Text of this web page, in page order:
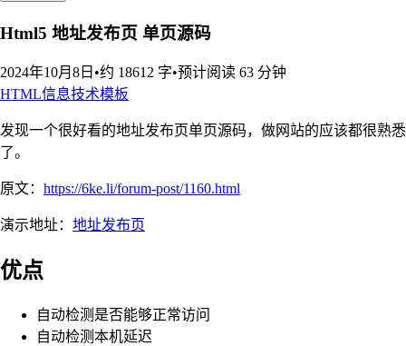
Html5 地址发布页 单页源码
2024年10月8日 •约 18612 字•预计阅读 63 分钟
HTML信息技术模板
发现一个很好看的地址发布页单页源码，做网站的应该都很熟悉
了。
原文： https://6ke.li/forum-post/1160.html
演示地址： 地址发布页
优点
自动检测是否能够正常访问
自动检测本机延迟